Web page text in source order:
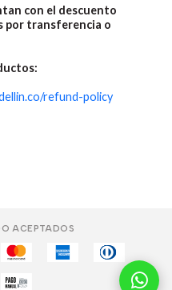
con el descuento
por transferencia o
refund-policy
ACEPTADOS